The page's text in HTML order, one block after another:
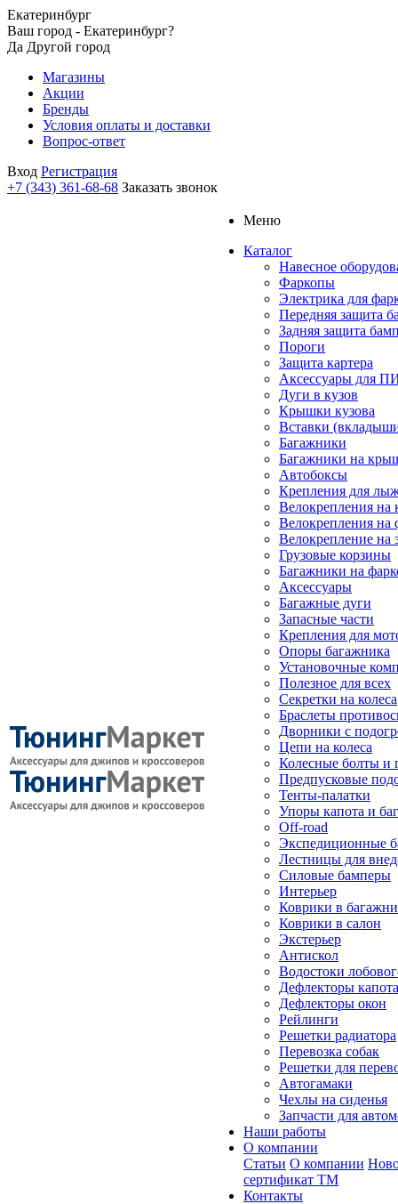
Екатеринбург
Ваш город - Екатеринбург?
Да Другой город
Магазины
Акции
Бренды
Условия оплаты и доставки
Вопрос-ответ
Вход Регистрация
+7 (343) 361-68-68 Заказать звонок
Меню
Каталог
Навесное
Фаркопы
Электрика для
Передняя защита
Задняя защита
Пороги
Защита картера
Аксессуары для
Дуги в кузов
Крышки кузова
Вставки
Багажники
Багажники на
Автобоксы
Крепления для
Велокрепления
Велокрепления на
Велокрепление на
Грузовые корзины
Багажники на
Аксессуары
Багажные дуги
Запасные части
Крепления для
Опоры багажника
Установочные
Полезное для всех
Секретки на колеса
Браслеты
Дворники с
Цепи на колеса
Колесные болты и
Предпусковые
Тенты-палатки
Упоры капота и
Off-road
Экспедиционные
Лестницы для
Силовые бамперы
Интерьер
Коврики в
Коврики в салон
Экстерьер
Антискол
Водостоки
Дефлекторы капота
Дефлекторы окон
Рейлинги
Решетки радиатора
Перевозка собак
Решетки для
Автогамаки
Чехлы на сиденья
Запчасти для
Наши работы
О компании
Статьи О компании
сертификат ТМ
Контакты